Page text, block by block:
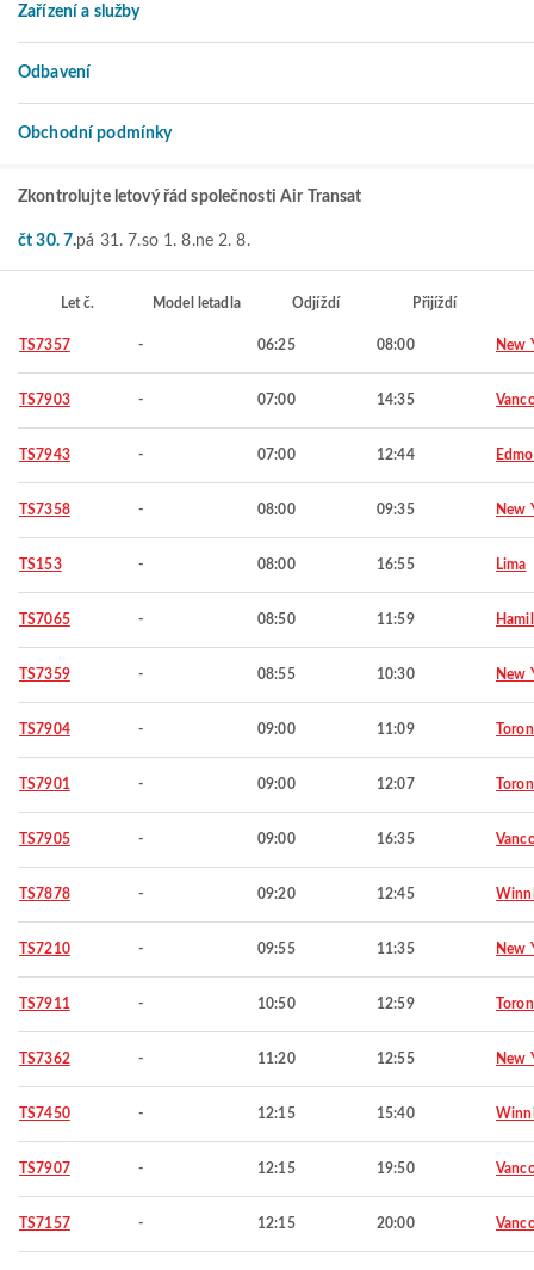
Zařízení a služby
Odbavení
Obchodní podmínky
Zkontrolujte letový řád společnosti Air Transat
čt 30. 7.pá 31. 7.so 1. 8.ne 2. 8.
Let č. Model letadla Odjíždí Přijíždí
TS7357 - 06:25 08:00 New
TS7903 - 07:00 14:35
TS7943 - 07:00 12:44
TS7358 - 08:00 09:35 New
TS153 - 08:00 16:55 Lima
TS7065 - 08:50 11:59
TS7359 - 08:55 10:30 New
TS7904 - 09:00 11:09
TS7901 - 09:00 12:07
TS7905 - 09:00 16:35
TS7878 - 09:20 12:45
TS7210 - 09:55 11:35 New
TS7911 - 10:50 12:59
TS7362 - 11:20 12:55 New
TS7450 - 12:15 15:40
TS7907 - 12:15 19:50
TS7157 - 12:15 20:00